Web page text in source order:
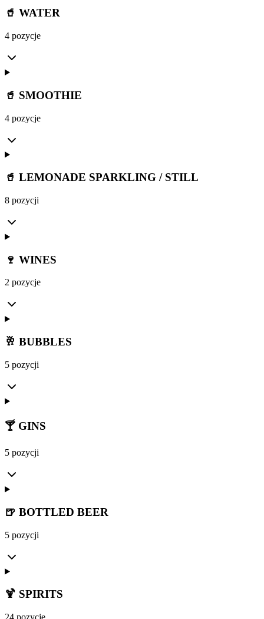
🥤 WATER
4 pozycje
🥤 SMOOTHIE
4 pozycje
🥤 LEMONADE SPARKLING / STILL
8 pozycji
🍷 WINES
2 pozycje
🥂 BUBBLES
5 pozycji
🍸 GINS
5 pozycji
🍺 BOTTLED BEER
5 pozycji
🍹 SPIRITS